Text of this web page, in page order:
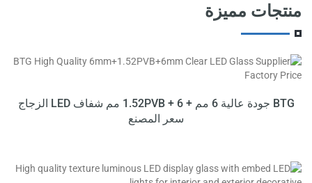
يصل إلى
10٪ استرداد نقدي
منتجنا
يصل إلى
10٪ استرداد نقدي
منتجات مميزة
BTG جودة عالية 6 مم + 1.52PVB + 6 مم شفاف LED الزجاج
سعر المصنع